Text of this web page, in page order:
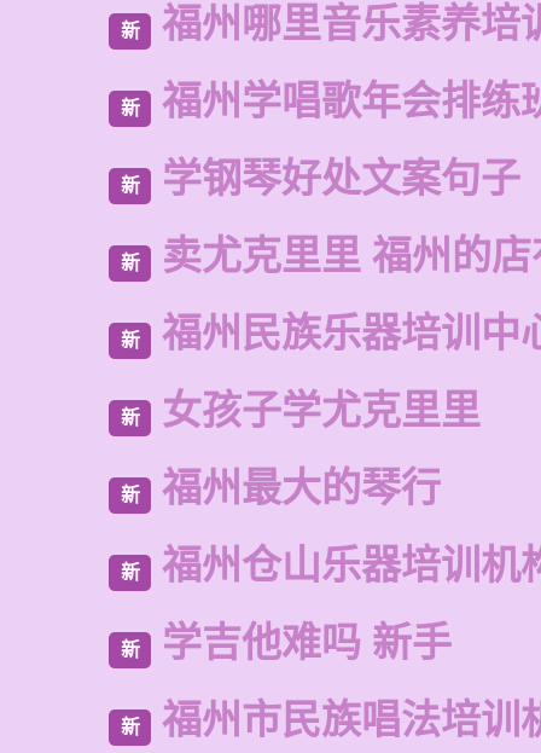
新 福州哪里音乐素养培
新 福州学唱歌年会排练
新 学钢琴好处文案句子
新 卖尤克里里 福州的
新 福州民族乐器培训中
新 女孩子学尤克里里
新 福州最大的琴行
新 福州仓山乐器培训机
新 学吉他难吗 新手
新 福州市民族唱法培训